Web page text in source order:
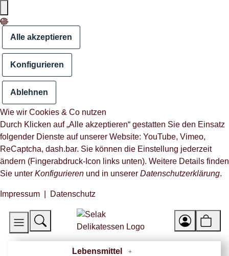
Alle akzeptieren
Konfigurieren
Ablehnen
Wie wir Cookies & Co nutzen
Durch Klicken auf „Alle akzeptieren“ gestatten Sie den Einsatz
folgender Dienste auf unserer Website: YouTube, Vimeo,
ReCaptcha, dash.bar. Sie können die Einstellung jederzeit
ändern (Fingerabdruck-Icon links unten). Weitere Details finden
Sie unter Konfigurieren und in unserer Datenschutzerklärung.
Impressum Datenschutz
Lebensmittel